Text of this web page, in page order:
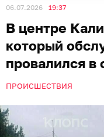
06.07.2026 19:37
В центре
который
провалился
ПРОИСШЕСТВИЯ